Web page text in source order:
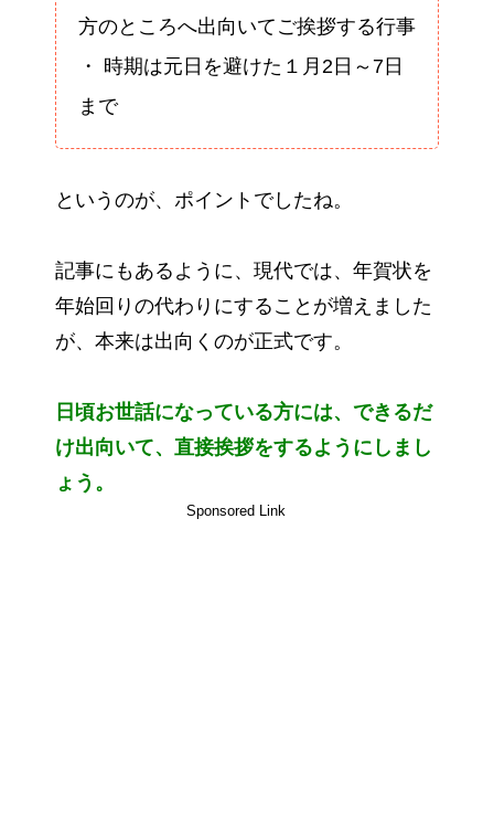
方のところへ出向いてご挨拶する行事
・ 時期は元日を避けた１月2日～7日
まで
というのが、ポイントでしたね。
記事にもあるように、現代では、年賀状を
年始回りの代わりにすることが増えました
が、本来は出向くのが正式です。
日頃お世話になっている方には、できるだ
け出向いて、直接挨拶をするようにしまし
ょう。
Sponsored Link